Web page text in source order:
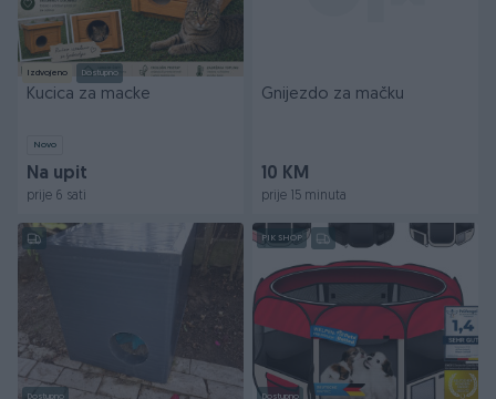
Izdvojeno Dostupno
Kucica za macke
Novo
Na upit
prije 6 sati
Gnijezdo za mačku
10 KM
prije 15 minuta
Dostupno
PIK SHOP
Dostupno